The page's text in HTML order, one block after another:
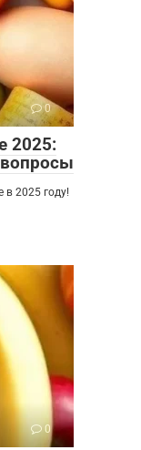
0
2025:
в 2025 году!
0